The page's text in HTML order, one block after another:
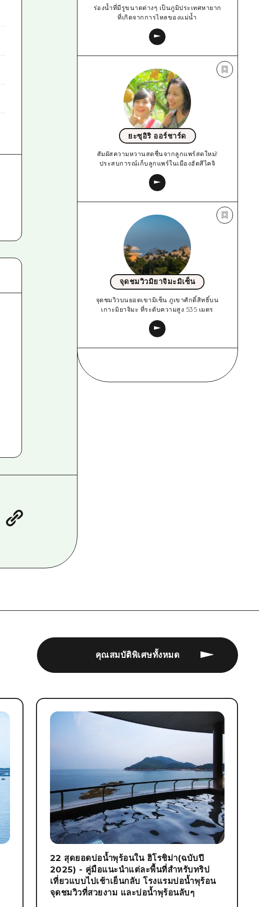
ร่องน้ำที่มีรูขนาดต่างๆ เป็นภูมิประเทศหายาก
ที่เกิดจากการไหลของแม่น้ำ
ยะซุอิริ ออร์ชาร์ด
สัมผัสความหวานสดชื่นจากลูกแพร์สดใหม่!
ประสบการณ์เก็บลูกแพร์ในเมืองฮัตสึไคจิ
จุดชมวิวมิยาจิมะมิเซ็น
จุดชมวิวบนยอดเขามิเซ็น ภูเขาศักดิ์สิทธิ์บน
เกาะมิยาจิมะ ที่ระดับความสูง 535 เมตร
คุณสมบัติพิเศษทั้งหมด
22 สุดยอดบ่อน้ำพุร้อนใน ฮิโรชิม่า(ฉบับปี
2025) - คู่มือแนะนำแต่ละพื้นที่สำหรับทริป
เที่ยวแบบไปเช้าเย็นกลับ โรงแรมบ่อน้ำพุร้อน
จุดชมวิวที่สวยงาม และบ่อน้ำพุร้อนลับๆ